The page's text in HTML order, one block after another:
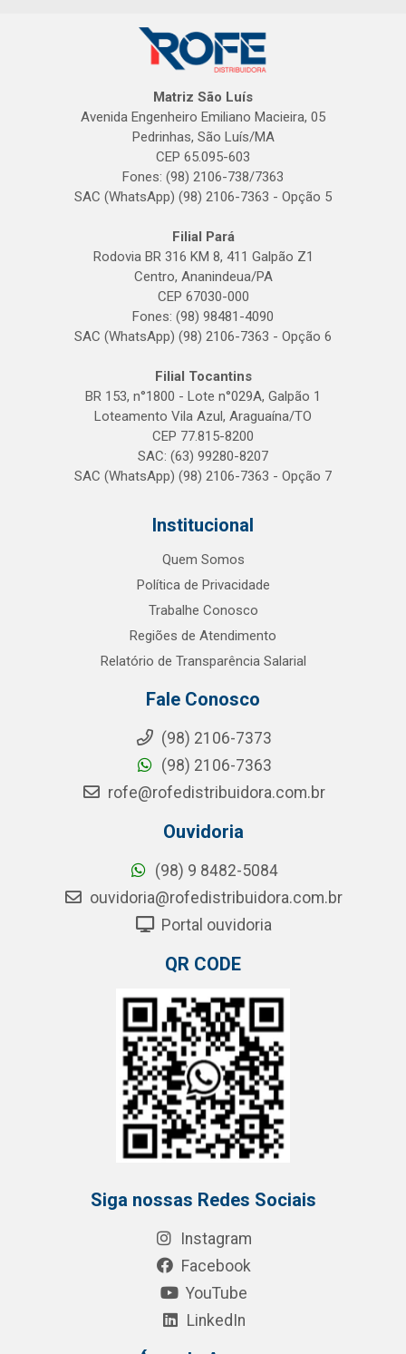
Matriz São Luís
Avenida Engenheiro Emiliano Macieira, 05
Pedrinhas, São Luís/MA
CEP 65.095-603
Fones: (98) 2106-738/7363
SAC (WhatsApp) (98) 2106-7363 - Opção 5
Filial Pará
Rodovia BR 316 KM 8, 411 Galpão Z1
Centro, Ananindeua/PA
CEP 67030-000
Fones: (98) 98481-4090
SAC (WhatsApp) (98) 2106-7363 - Opção 6
Filial Tocantins
BR 153, n°1800 - Lote n°029A, Galpão 1
Loteamento Vila Azul, Araguaína/TO
CEP 77.815-8200
SAC: (63) 99280-8207
SAC (WhatsApp) (98) 2106-7363 - Opção 7
Institucional
Quem Somos
Política de Privacidade
Trabalhe Conosco
Regiões de Atendimento
Relatório de Transparência Salarial
Fale Conosco
(98) 2106-7373
(98) 2106-7363
rofe@rofedistribuidora.com.br
Ouvidoria
(98) 9 8482-5084
ouvidoria@rofedistribuidora.com.br
Portal ouvidoria
QR CODE
Siga nossas Redes Sociais
Instagram
Facebook
YouTube
LinkedIn